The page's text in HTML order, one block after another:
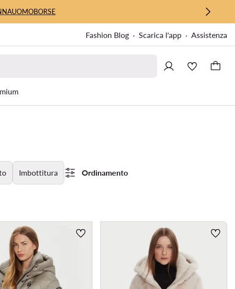
UOMOBORSE
Fashion Blog Scarica l'app Assistenza
Imbottitura Ordinamento